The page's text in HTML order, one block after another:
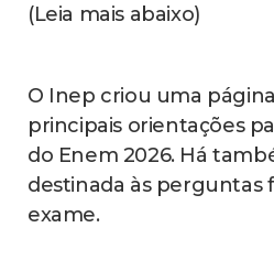
(Leia mais abaixo)
O Inep criou uma
principais orientações
do Enem 2026. Há
destinada às perguntas
exame.